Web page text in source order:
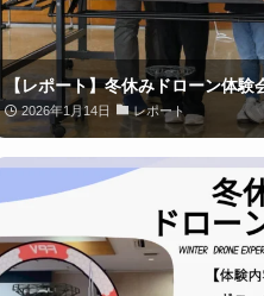
【レポート】冬休みドローン体
2026年1月14日 レポート